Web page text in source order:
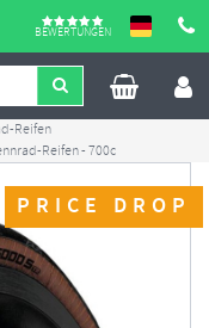
BEWERTUNGEN
Reifen
Reifen - 700c
PRICE DROP